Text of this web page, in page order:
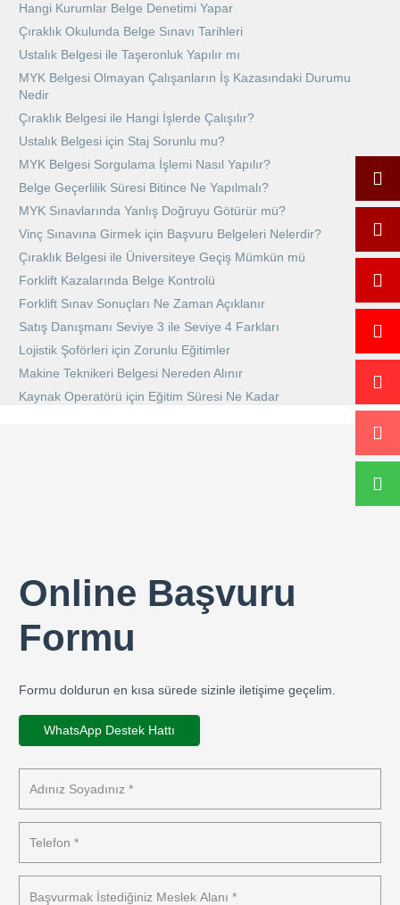
Hangi Kurumlar Belge Denetimi Yapar
Çıraklık Okulunda Belge Sınavı Tarihleri
Ustalık Belgesi ile Taşeronluk Yapılır mı
MYK Belgesi Olmayan Çalışanların İş Kazasındaki Durumu
Nedir
Çıraklık Belgesi ile Hangi İşlerde Çalışılır?
Ustalık Belgesi için Staj Sorunlu mu?
MYK Belgesi Sorgulama İşlemi Nasıl Yapılır?
Belge Geçerlilik Süresi Bitince Ne Yapılmalı?
MYK Sınavlarında Yanlış Doğruyu Götürür mü?
Vinç Sınavına Girmek için Başvuru Belgeleri Nelerdir?
Çıraklık Belgesi ile Üniversiteye Geçiş Mümkün mü
Forklift Kazalarında Belge Kontrolü
Forklift Sınav Sonuçları Ne Zaman Açıklanır
Satış Danışmanı Seviye 3 ile Seviye 4 Farkları
Lojistik Şoförleri için Zorunlu Eğitimler
Makine Teknikeri Belgesi Nereden Alınır
Kaynak Operatörü için Eğitim Süresi Ne Kadar
Online Başvuru
Formu
Formu doldurun en kısa sürede sizinle iletişime geçelim.
WhatsApp Destek Hattı